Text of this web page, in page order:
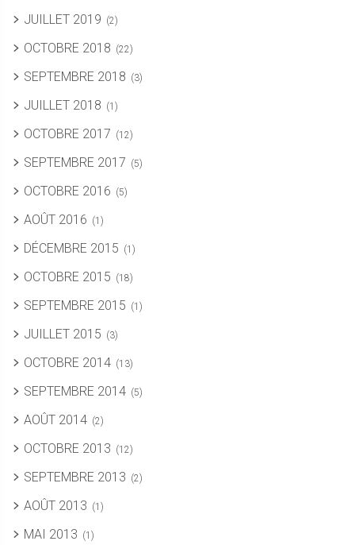
JUILLET 2019 (2)
OCTOBRE 2018 (22)
SEPTEMBRE 2018 (3)
JUILLET 2018 (1)
OCTOBRE 2017 (12)
SEPTEMBRE 2017 (5)
OCTOBRE 2016 (5)
AOÛT 2016 (1)
DÉCEMBRE 2015 (1)
OCTOBRE 2015 (18)
SEPTEMBRE 2015 (1)
JUILLET 2015 (3)
OCTOBRE 2014 (13)
SEPTEMBRE 2014 (5)
AOÛT 2014 (2)
OCTOBRE 2013 (12)
SEPTEMBRE 2013 (2)
AOÛT 2013 (1)
MAI 2013 (1)